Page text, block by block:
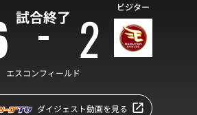
試合終了 2 ビジター
エスコンフィールド
ダイジェスト動画を見る